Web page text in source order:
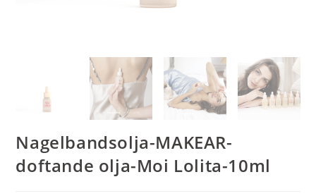
Nagelbandsolja-MAKEAR-
doftande olja-Moi Lolita-10ml